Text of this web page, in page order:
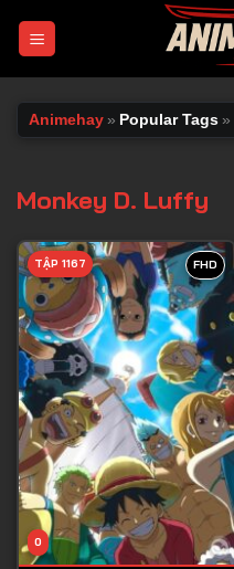
Animehay » Popular Tags »
Monkey D. Luffy
FHD
0
TẬP 1167